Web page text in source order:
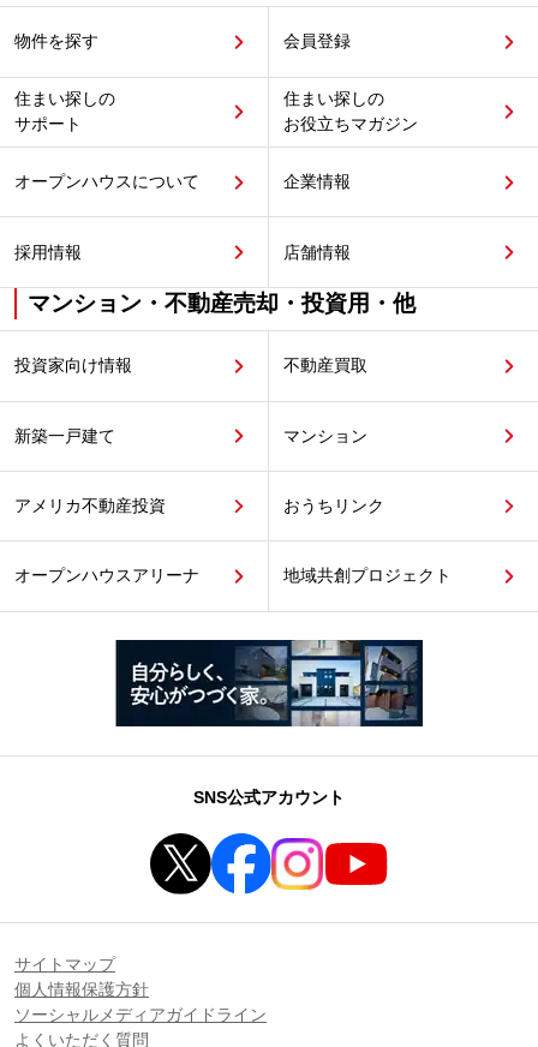
物件を探す 会員登録
住まい探しの
サポート
住まい探しの
お役立ちマガジン
オープンハウスについて 企業情報
採用情報 店舗情報
マンション・不動産売却・投資用・他
投資家向け情報 不動産買取
新築一戸建て マンション
アメリカ不動産投資 おうちリンク
オープンハウスアリーナ 地域共創プロジェクト
SNS公式アカウント
サイトマップ
個人情報保護方針
ソーシャルメディアガイドライン
よくいただく質問